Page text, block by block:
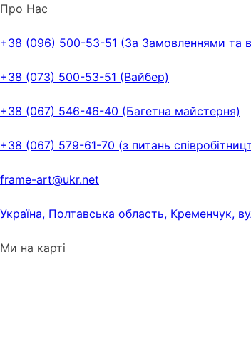
Про Нас
+38 (096) 500-53-51 (За Замовленнями та
+38 (073) 500-53-51 (Вайбер)
+38 (067) 546-46-40 (Багетна майстерня)
+38 (067) 579-61-70 (з питань
frame-art@ukr.net
Україна, Полтавська область, Кременчук,
Ми на карті